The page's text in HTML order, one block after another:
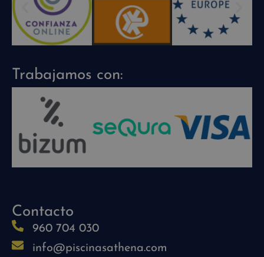
Trabajamos con:
Contacto
960 704 030
info@piscinasathena.com